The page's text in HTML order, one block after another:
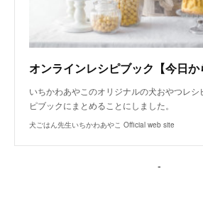
いちかわあやこのオリジナルの犬おやつレ
ピブックにまとめることにしました。
犬ごはん先生いちかわあやこ Official web site
-